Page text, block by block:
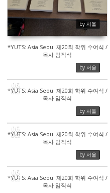
by 서울
*YUTS: Asia Seoul 제20회 학위 수여식 /
목사 임직식
06
OCT
by 서울
*YUTS: Asia Seoul 제20회 학위 수여식 /
목사 임직식
06
OCT
by 서울
*YUTS: Asia Seoul 제20회 학위 수여식 /
목사 임직식
06
OCT
by 서울
*YUTS: Asia Seoul 제20회 학위 수여식 /
목사 임직식